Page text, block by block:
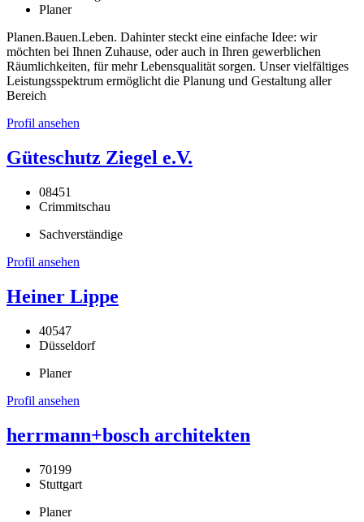
Planer
Planen.Bauen.Leben. Dahinter steckt eine einfache Idee: wir
möchten bei Ihnen Zuhause, oder auch in Ihren gewerblichen
Räumlichkeiten, für mehr Lebensqualität sorgen. Unser vielfältiges
Leistungsspektrum ermöglicht die Planung und Gestaltung aller
Bereich
Profil ansehen
Güteschutz Ziegel e.V.
08451
Crimmitschau
Sachverständige
Profil ansehen
Heiner Lippe
40547
Düsseldorf
Planer
Profil ansehen
herrmann+bosch architekten
70199
Stuttgart
Planer